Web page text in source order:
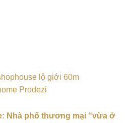
Nhà phố thương mại “vừa ở